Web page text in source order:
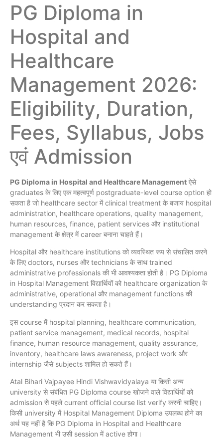
PG Diploma in
Hospital and
Healthcare
Management 2026:
Eligibility, Duration,
Fees, Syllabus, Jobs
एवं Admission
PG Diploma in Hospital and Healthcare Management ऐसे
graduates के लिए एक महत्वपूर्ण postgraduate-level course option हो
सकता है जो healthcare sector में clinical treatment के बजाय hospital
administration, healthcare operations, quality management,
human resources, finance, patient services और institutional
management के क्षेत्र में career बनाना चाहते हैं।
Hospital और healthcare institutions को व्यवस्थित रूप से संचालित करने
के लिए doctors, nurses और technicians के साथ trained
administrative professionals की भी आवश्यकता होती है। PG Diploma
in Hospital Management विद्यार्थियों को healthcare organization के
administrative, operational और management functions की
understanding प्रदान कर सकता है।
इस course में hospital planning, healthcare communication,
patient service management, medical records, hospital
finance, human resource management, quality assurance,
inventory, healthcare laws awareness, project work और
internship जैसे subjects शामिल हो सकते हैं।
Atal Bihari Vajpayee Hindi Vishwavidyalaya या किसी अन्य
university से संबंधित PG Diploma course खोजने वाले विद्यार्थियों को
admission से पहले current official course list verify करनी चाहिए।
किसी university में Hospital Management Diploma उपलब्ध होने का
अर्थ यह नहीं है कि PG Diploma in Hospital and Healthcare
Management भी उसी session में active होगा।